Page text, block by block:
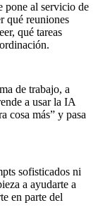
pone al servicio de
qué reuniones
qué tareas
de trabajo, a
a usar la IA
cosa más” y pasa
sofisticados ni
a ayudarte a
en parte del